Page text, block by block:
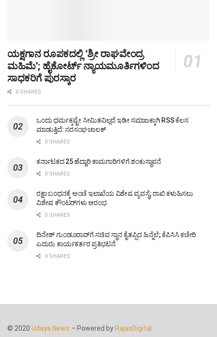
ಯಕ್ಷಗಾನ ರೂಪಕದಲ್ಲಿ ‘ಶ್ರೀ ರಾಘವೇಂದ್ರ
ಮಹಿಮೆ’; ಹೈಕೋರ್ಟ್ ನ್ಯಾಯಮೂರ್ತಿಗಳಿಂದ
ಸಾಧಕರಿಗೆ ಪುರಸ್ಕಾರ
0 SHARES
ಒಂದು ಧರ್ಮಕ್ಕಷ್ಟೇ ಸೀಮಿತವಿಲ್ಲದೆ ಇಡೀ ಸಮಾಜಕ್ಕಾಗಿ RSS ಕೆಲಸ
ಮಾಡುತ್ತಿದೆ: ಸರಸಂಘಚಾಲಕ್
0 SHARES
ಕರ್ನಾಟಕದ 25 ಹೆದ್ದಾರಿ ಕಾಮಗಾರಿಗಳಿಗೆ ಶಂಕುಸ್ಥಾಪನೆ
0 SHARES
ರಕ್ಷಾ ಬಂಧನಕ್ಕೆ ಅಂಚೆ ಇಲಾಖೆಯ ವಿಶೇಷ ವ್ಯವಸ್ಥೆ; ರಾಖಿ ಕಳುಹಿಸಲು
ವಿಶೇಷ ಕೌಂಟರ್‌ಗಳು ಆರಂಭ
0 SHARES
ದಿನೇಶ್ ಗುಂಡೂರಾವ್‌ಗೆ ಸಚಿವ ಸ್ಥಾನ ಕೈತಪ್ಪಿದ ಹಿನ್ನೆಲೆ; ಕೆಪಿಸಿಸಿ ಕಚೇರಿ
ಎದುರು ಕಾರ್ಯಕರ್ತರ ಪ್ರತಿಭಟನೆ
0 SHARES
© 2020 Udaya News – Powered by RajasDigital